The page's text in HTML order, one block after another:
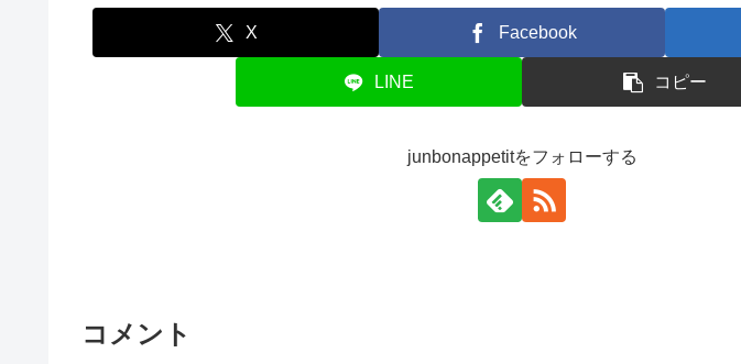
X Facebook
LINE コピー
junbonappetitをフォローする
コメント